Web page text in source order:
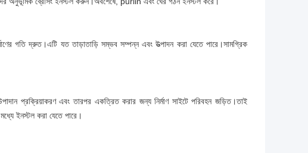
গতি দ্রুত।এটি যত তাড়াতাড়ি সম্ভব সম্পন্ন এবং উত্পাদন করা যেতে পারে।সামগ্রিক
প্রক্রিয়াকরণ এবং তারপর একত্রিত করার জন্য নির্মাণ সাইটে পরিবহন জড়িত।তাই
ইনস্টল করা যেতে পারে।